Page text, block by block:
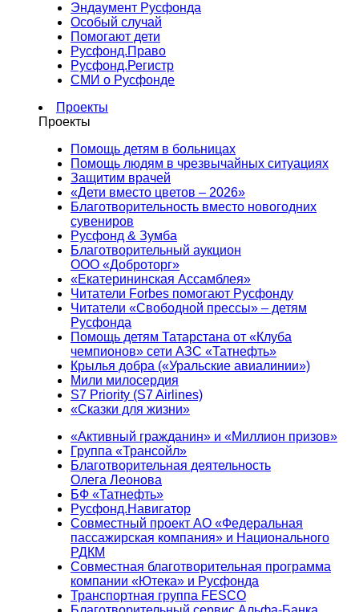
Эндаумент Русфонда
Особый случай
Помогают дети
Русфонд.Право
Русфонд.Регистр
СМИ о Русфонде
Проекты
Проекты
Помощь детям в больницах
Помощь людям в чрезвычайных ситуациях
Защитим врачей
«Дети вместо цветов – 2026»
Благотворительность вместо новогодних
сувениров
Русфонд & Зумба
Благотворительный аукцион
ООО «Доброторг»
«Екатерининская Ассамблея»
Читатели Forbes помогают Русфонду
Читатели «Свободной прессы» – детям
Русфонда
Помощь детям Татарстана от «Клуба
чемпионов» сети АЗС «Татнефть»
Крылья добра («Уральские авиалинии»)
Мили милосердия
S7 Priority (S7 Airlines)
«Сказки для жизни»
«Активный гражданин» и «Миллион призов»
Группа «Трансойл»
Благотворительная деятельность
Олега Леонова
БФ «Татнефть»
Русфонд.Навигатор
Совместный проект АО «Федеральная
пассажирская компания» и Национального
РДКМ
Совместная благотворительная программа
компании «Ютека» и Русфонда
Транспортная группа FESCO